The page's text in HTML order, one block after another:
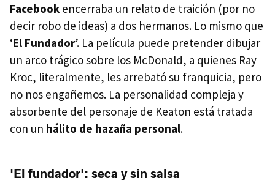
Facebook encerraba un relato de traición (por no
decir robo de ideas) a dos hermanos. Lo mismo que
‘El Fundador’. La película puede pretender dibujar
un arco trágico sobre los McDonald, a quienes Ray
Kroc, literalmente, les arrebató su franquicia, pero
no nos engañemos. La personalidad compleja y
absorbente del personaje de Keaton está tratada
con un hálito de hazaña personal.
'El fundador': seca y sin salsa